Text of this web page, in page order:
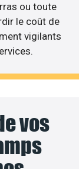
ou toute
le coût de
vigilants
vos